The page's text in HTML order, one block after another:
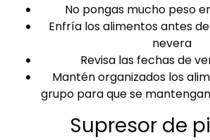
No pongas mucho peso
Enfría los alimentos antes
nevera
Revisa las fechas de
Mantén organizados los
grupo para que se
Supresor de